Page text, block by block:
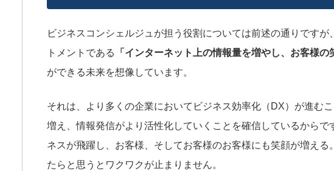
ビジネスコンシェルジュが担う役割については前述の通りです
トメントである
「インターネット上の情報量を増やし、お客様の
ができる未来を想像しています。
それは、より多くの企業においてビジネス効率化（DX）が進む
増え、情報発信がより活性化していくことを確信しているから
ネスが飛躍し、お客様、そしてお客様のお客様にも笑顔が増え
たらと思うとワクワクが止まりません。